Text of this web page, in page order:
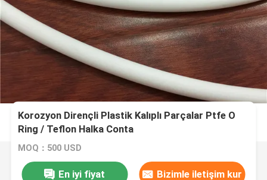
Korozyon Dirençli Plastik Kalıplı Parçalar Ptfe O
Ring / Teflon Halka Conta
MOQ：500 USD
En iyi fiyat Bizimle iletişim kur